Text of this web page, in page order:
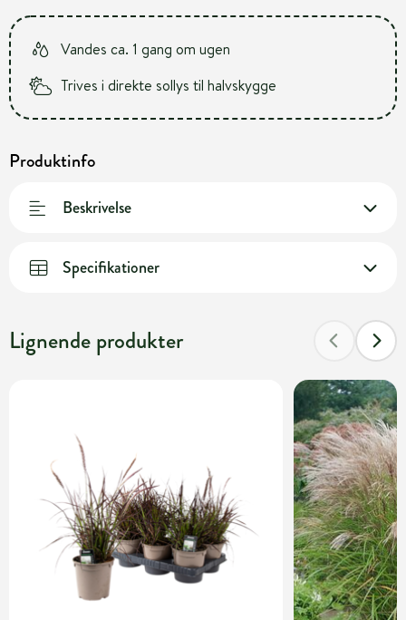
Vandes ca. 1 gang om ugen
Trives i direkte sollys til halvskygge
Produktinfo
Beskrivelse
Specifikationer
Lignende produkter